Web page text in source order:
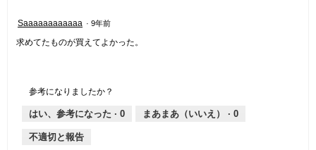
5
／
す。
Saaaaaaaaaaaa · 9年前
求めてたものが買えてよかった。
参考になりましたか？
はい、参考になった · 0 まあまあ（いいえ） · 0
不適切と報告